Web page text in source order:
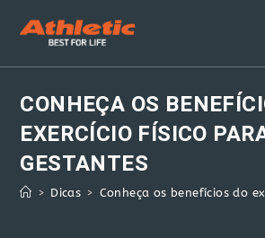
CONHEÇA OS
EXERCÍCIO FÍSICO
GESTANTES
> Dicas > Conheça os benefícios do